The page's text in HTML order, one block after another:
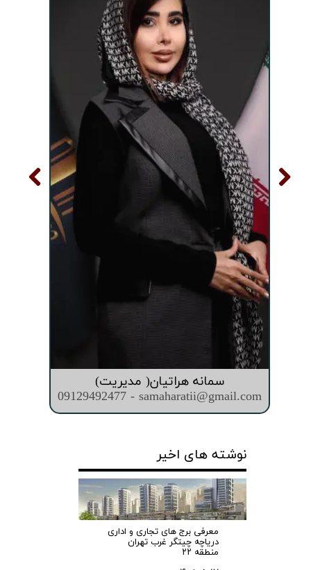
سمانه هراتیان( مدیریت)
09129492477 - samaharatii@gmail.com
نوشته های اخیر
معرفی برج های تجاری و اداری
دریاچه چیتگر غرب تهران
منطقه ۲۲